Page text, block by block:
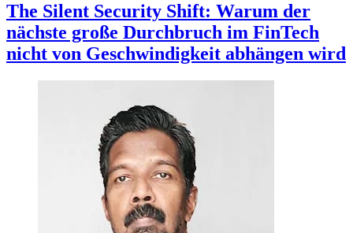
The Silent Security Shift: Warum der
nächste große Durchbruch im FinTech
nicht von Geschwindigkeit abhängen wird